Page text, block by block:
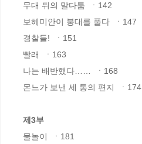
무대 뒤의 말다툼  ㆍ142
보헤미안이 붕대를 풀다  ㆍ147
경찰들!  ㆍ151
빨래  ㆍ163
나는 배반했다……  ㆍ168
몬느가 보낸 세 통의 편지  ㆍ174
제3부
물놀이  ㆍ181